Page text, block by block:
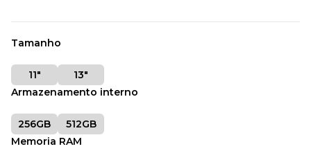
Tamanho
11"
13"
Armazenamento interno
256GB
512GB
Memoria RAM